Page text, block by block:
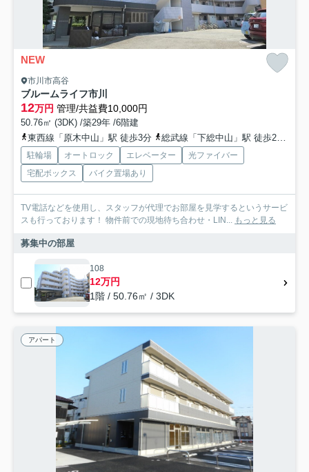
NEW
市川市高谷
ブルームライフ市川
12万円 管理/共益費10,000円
50.76㎡ (3DK) /築29年 /6階建
東西線「原木中山」駅 徒歩3分
総武線「下総中山」駅 徒歩20分
駐輪場 オートロック エレベーター
光ファイバー
宅配ボックス
バイク置場あり
TV電話などを使用し、スタッフが代理でお部屋を見学するというサービ
スも行っております！ 物件前での現地待ち合わせ・LIN... もっと見る
募集中の部屋
108
12万円
1階 / 50.76㎡ / 3DK
アパート